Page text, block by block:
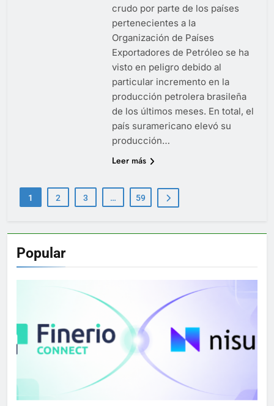
crudo por parte de los países
pertenecientes a la
Organización de Países
Exportadores de Petróleo se ha
visto en peligro debido al
particular incremento en la
producción petrolera brasileña
de los últimos meses. En total, el
país suramericano elevó su
producción…
Leer más
1 2 3 … 59
Popular